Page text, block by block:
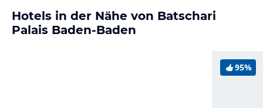
Hotels in der Nähe von Batschari
Palais Baden-Baden
95%